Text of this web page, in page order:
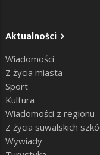
Aktualności
Wiadomości
Z życia miasta
Sport
Kultura
Wiadomości z regionu
Z życia suwalskich
Wywiady